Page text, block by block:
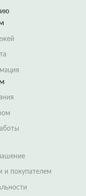
и покупателем